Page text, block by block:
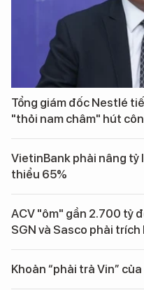
Tổng giám đốc Nestlé
"thỏi nam châm" hút
VietinBank phải nâng tỷ
thiểu 65%
ACV "ôm" gần 2.700 tỷ
SGN và Sasco phải
Khoản “phải trả Vin”